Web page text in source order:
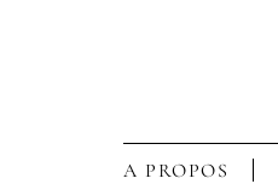
A PROPOS